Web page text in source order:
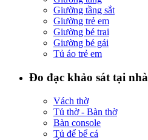
Giường tầng sắt
Giường trẻ em
Giường bé trai
Giường bé gái
Tủ áo trẻ em
Đo đạc khảo sát tại nhà
Vách thờ
Tủ thờ - Bàn thờ
Bàn console
Tủ để bể cá